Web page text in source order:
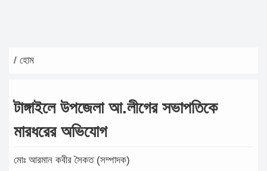
অপরাধ
বিনোদন
খেলাধুলা
চাকরি
/ হোম
টাঙ্গাইলে উপজেলা আ.লীগের সভাপতিকে
মারধরের অভিযোগ
মোঃ আরমান কবীর সৈকত (সম্পাদক)